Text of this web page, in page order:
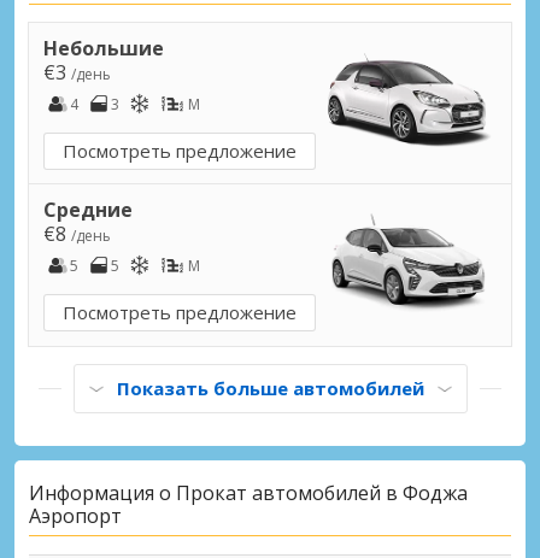
Небольшие
€3 /день
4
3 M
Посмотреть предложение
Средние
€8 /день
5
5 M
Посмотреть предложение
Показать больше автомобилей
Информация о Прокат автомобилей в Фоджа
Аэропорт